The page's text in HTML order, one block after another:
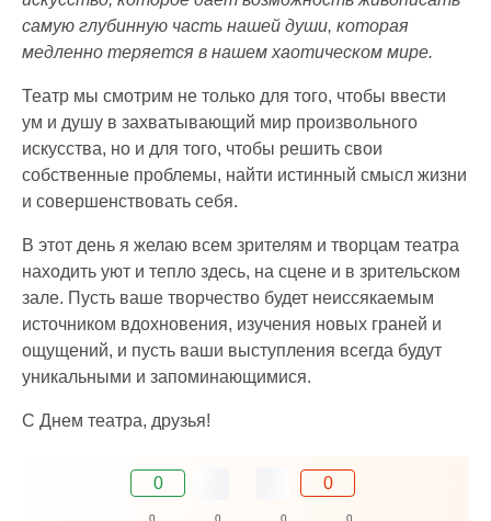
самую глубинную часть нашей души, которая
медленно теряется в нашем хаотическом мире.
Театр мы смотрим не только для того, чтобы ввести
ум и душу в захватывающий мир произвольного
искусства, но и для того, чтобы решить свои
собственные проблемы, найти истинный смысл жизни
и совершенствовать себя.
В этот день я желаю всем зрителям и творцам театра
находить уют и тепло здесь, на сцене и в зрительском
зале. Пусть ваше творчество будет неиссякаемым
источником вдохновения, изучения новых граней и
ощущений, и пусть ваши выступления всегда будут
уникальными и запоминающимися.
С Днем театра, друзья!
0 0
0 0 0 0